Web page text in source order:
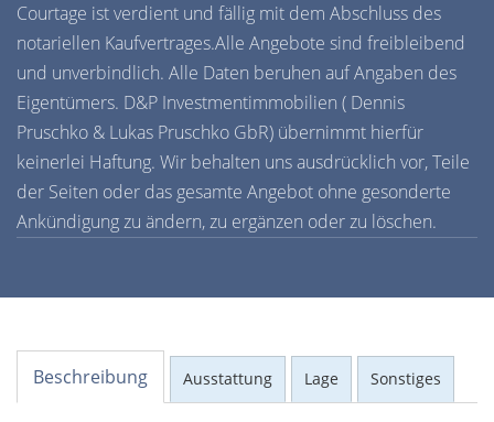
Courtage ist verdient und fällig mit dem Abschluss des
notariellen Kaufvertrages.Alle Angebote sind freibleibend
und unverbindlich. Alle Daten beruhen auf Angaben des
Eigentümers. D&P Investmentimmobilien ( Dennis
Pruschko & Lukas Pruschko GbR) übernimmt hierfür
keinerlei Haftung. Wir behalten uns ausdrücklich vor, Teile
der Seiten oder das gesamte Angebot ohne gesonderte
Ankündigung zu ändern, zu ergänzen oder zu löschen.
Beschreibung Ausstattung Lage Sonstiges